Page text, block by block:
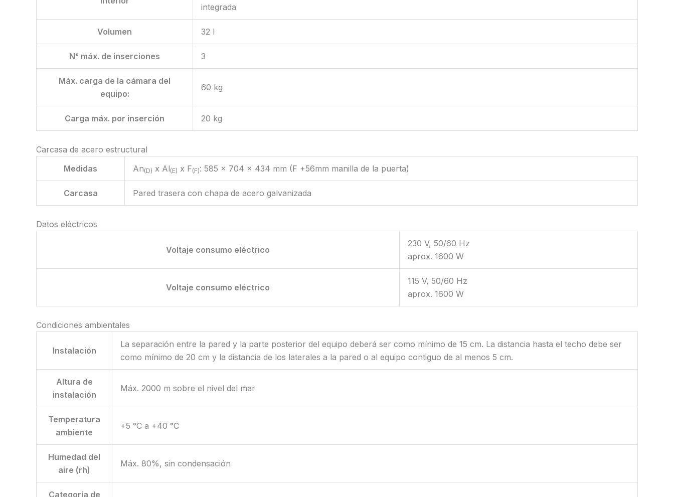
integrada
Volumen 32 l
N° máx. de inserciones 3
Máx. carga de la cámara del
equipo:
60 kg
Carga máx. por inserción 20 kg
Carcasa de acero estructural
Medidas
An(D) x Al(E) x F(F): 585 x 704 x 434 mm (F +56mm manilla de la puerta)
Carcasa Pared trasera con chapa de acero galvanizada
Datos eléctricos
Voltaje consumo eléctrico
230 V, 50/60 Hz
aprox. 1600 W
Voltaje consumo eléctrico
115 V, 50/60 Hz
aprox. 1600 W
Condiciones ambientales
Instalación
La separación entre la pared y la parte posterior del equipo deberá ser como mínimo de 15 cm. La distancia hasta el techo debe ser
como mínimo de 20 cm y la distancia de los laterales a la pared o al equipo contiguo de al menos 5 cm.
Altura de
instalación
Máx. 2000 m sobre el nivel del mar
Temperatura
ambiente
+5 °C a +40 °C
Humedad del
aire (rh)
Máx. 80%, sin condensación
Categoría de